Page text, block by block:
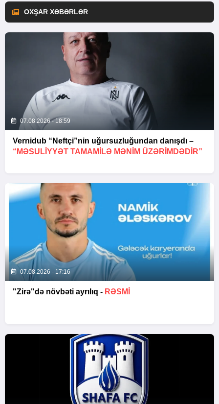
OXŞAR XƏBƏRLƏR
07.08.2026 - 18:59
Vernidub “Neftçi”nin uğursuzluğundan danışdı –
“MƏSULIYYƏT TAMAMILƏ MƏNIM ÜZƏRIMDƏDIR”
07.08.2026 - 17:16
"Zirə"də növbəti ayrılıq - RƏSMİ